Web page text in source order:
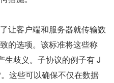
让客户端和服务器就传输数
的选项。该标准将这些称
生歧义。子协议的例子有 J
这些可以确保不仅在数据